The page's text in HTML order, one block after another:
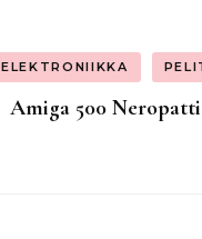
ELEKTRONIIKKA
Amiga 500 Neropatti